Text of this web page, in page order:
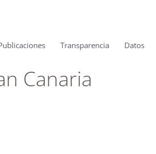
Transparencia Datos
Canaria